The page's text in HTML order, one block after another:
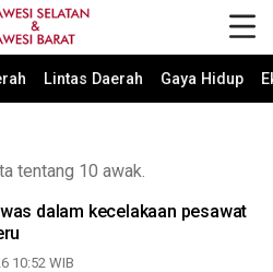
Lintas Daerah Gaya Hidup
tentang 10 awak.
dalam kecelakaan pesawat
10:52 WIB